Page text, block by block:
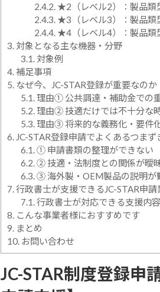
2.4.2.★2（レベル2）：製品類
2.4.3.★3（レベル3）：製品類
2.4.4.★4（レベル4）：製品類
3. 対象となる主な機器・分野
3.1.対象例
4.補足事項
5. なぜ今、JC-STAR登録が重要なのか
5.1.理由① 公共調達・補助金での
5.2.理由② 技適だけでは不十分な
5.3.理由③ 将来的な義務化・要件
6. JC-STAR登録申請でよくあるつまず
6.1.① 申請書類の整理ができない
6.2.② 技適・法制度との関係が曖
6.3.③ 海外製・OEM製品の説明が
7.行政書士が支援できるJC-STAR申請
7.1.行政書士が対応できる支援内容
8. こんな事業者様におすすめです
9. まとめ
10. お問い合わせ
JC-STAR制度登録申